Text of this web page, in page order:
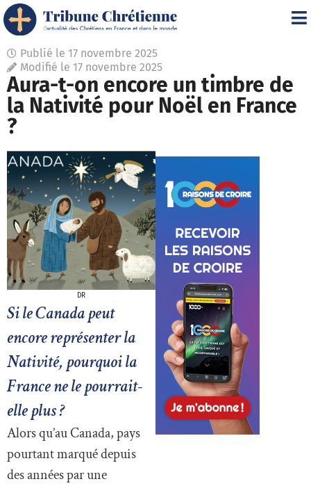
Publié le 17 novembre 2025
Modifié le 17 novembre 2025
Aura-t-on encore un timbre de
la Nativité pour Noël en France
?
DR
Si le Canada peut
encore représenter la
Nativité, pourquoi la
France ne le pourrait-
elle plus ?
Alors qu’au Canada, pays
pourtant marqué depuis
des années par une